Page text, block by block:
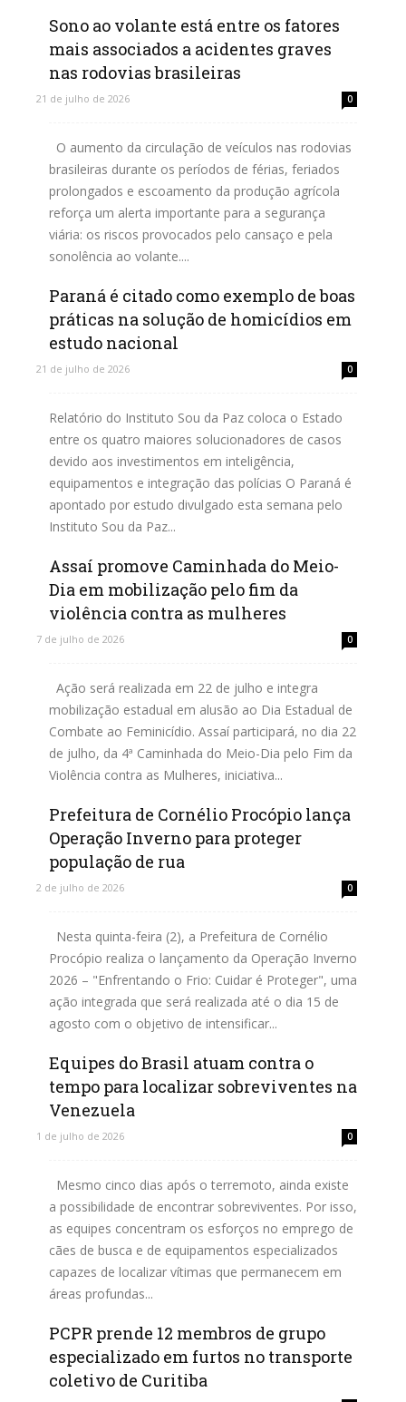
Leia mais
Sono ao volante está entre os fatores
mais associados a acidentes graves
nas rodovias brasileiras
21 de julho de 2026 0
O aumento da circulação de veículos nas rodovias
brasileiras durante os períodos de férias, feriados
prolongados e escoamento da produção agrícola
reforça um alerta importante para a segurança
viária: os riscos provocados pelo cansaço e pela
sonolência ao volante....
Leia mais
Paraná é citado como exemplo de boas
práticas na solução de homicídios em
estudo nacional
21 de julho de 2026 0
Relatório do Instituto Sou da Paz coloca o Estado
entre os quatro maiores solucionadores de casos
devido aos investimentos em inteligência,
equipamentos e integração das polícias O Paraná é
apontado por estudo divulgado esta semana pelo
Instituto Sou da Paz...
Leia mais
Assaí promove Caminhada do Meio-
Dia em mobilização pelo fim da
violência contra as mulheres
7 de julho de 2026 0
Ação será realizada em 22 de julho e integra
mobilização estadual em alusão ao Dia Estadual de
Combate ao Feminicídio. Assaí participará, no dia 22
de julho, da 4ª Caminhada do Meio-Dia pelo Fim da
Violência contra as Mulheres, iniciativa...
Leia mais
Prefeitura de Cornélio Procópio lança
Operação Inverno para proteger
população de rua
2 de julho de 2026 0
Nesta quinta-feira (2), a Prefeitura de Cornélio
Procópio realiza o lançamento da Operação Inverno
2026 – "Enfrentando o Frio: Cuidar é Proteger", uma
ação integrada que será realizada até o dia 15 de
agosto com o objetivo de intensificar...
Leia mais
Equipes do Brasil atuam contra o
tempo para localizar sobreviventes na
Venezuela
1 de julho de 2026 0
Mesmo cinco dias após o terremoto, ainda existe
a possibilidade de encontrar sobreviventes. Por isso,
as equipes concentram os esforços no emprego de
cães de busca e de equipamentos especializados
capazes de localizar vítimas que permanecem em
áreas profundas...
Leia mais
PCPR prende 12 membros de grupo
especializado em furtos no transporte
coletivo de Curitiba